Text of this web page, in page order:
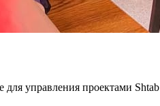
для управления проектами Shtab